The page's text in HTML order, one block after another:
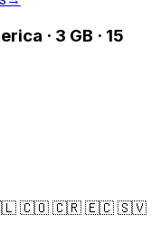
· 3 GB · 15
🇨🇴 🇨🇷 🇪🇨 🇸🇻